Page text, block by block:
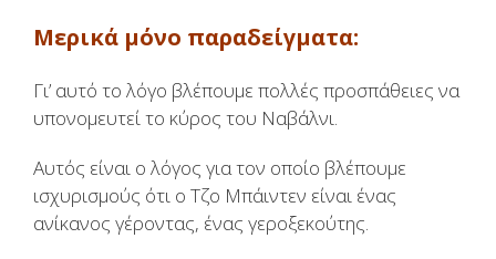
Μερικά μόνο παραδείγματα:
Γι’ αυτό το λόγο βλέπουμε πολλές προσπάθειες να
υπονομευτεί το κύρος του Ναβάλνι.
Αυτός είναι ο λόγος για τον οποίο βλέπουμε
ισχυρισμούς ότι ο Τζο Μπάιντεν είναι ένας
ανίκανος γέροντας, ένας γεροξεκούτης.